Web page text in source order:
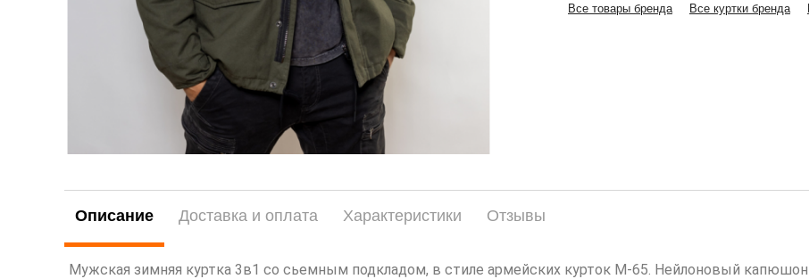
Все товары бренда Все куртки бренда
Описание Доставка и оплата Характеристики Отзывы
Мужская зимняя куртка 3в1 со сьемным подкладом, в стиле армейских курток М-65. Нейлоновый